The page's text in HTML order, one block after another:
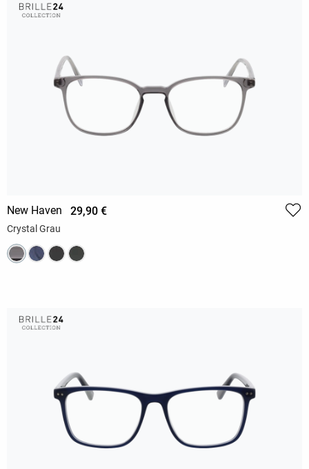
New Haven 29,90 €
Crystal Grau